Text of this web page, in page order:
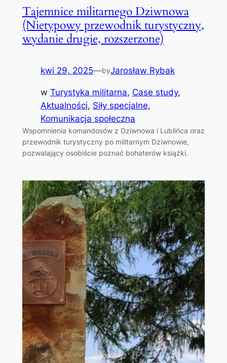
Tajemnice militarnego Dziwnowa
(Nietypowy przewodnik turystyczny,
wydanie drugie, rozszerzone)
kwi 29, 2025—byJarosław Rybak
w Turystyka militarna, Case study
Aktualności, Siły specjalne
Komunikacja społeczna
Wspomnienia komandosów z Dziwnowa i Lublińca oraz
przewodnik turystyczny po militarnym Dziwnowie,
pozwalający osobiście poznać bohaterów książki.